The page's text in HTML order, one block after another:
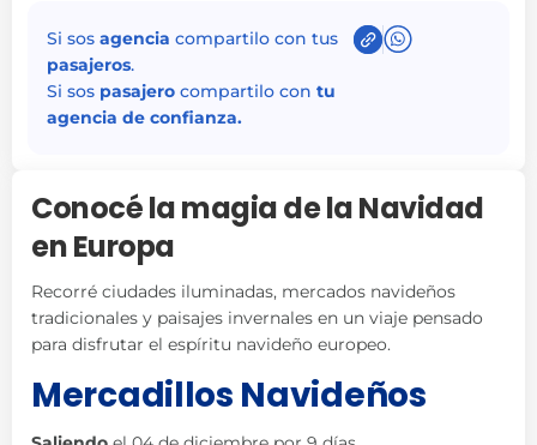
Si sos agencia compartilo con tus
pasajeros.
Si sos pasajerocompartilo con tu
agencia de confianza.
Conocé la magia de la Navidad
en Europa
Recorré ciudades iluminadas, mercados navideños
tradicionales y paisajes invernales en un viaje pensado
para disfrutar el espíritu navideño europeo.
Mercadillos Navideños